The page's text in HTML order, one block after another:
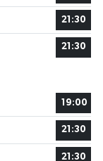
21:30
21:30
19:00
21:30
21:30